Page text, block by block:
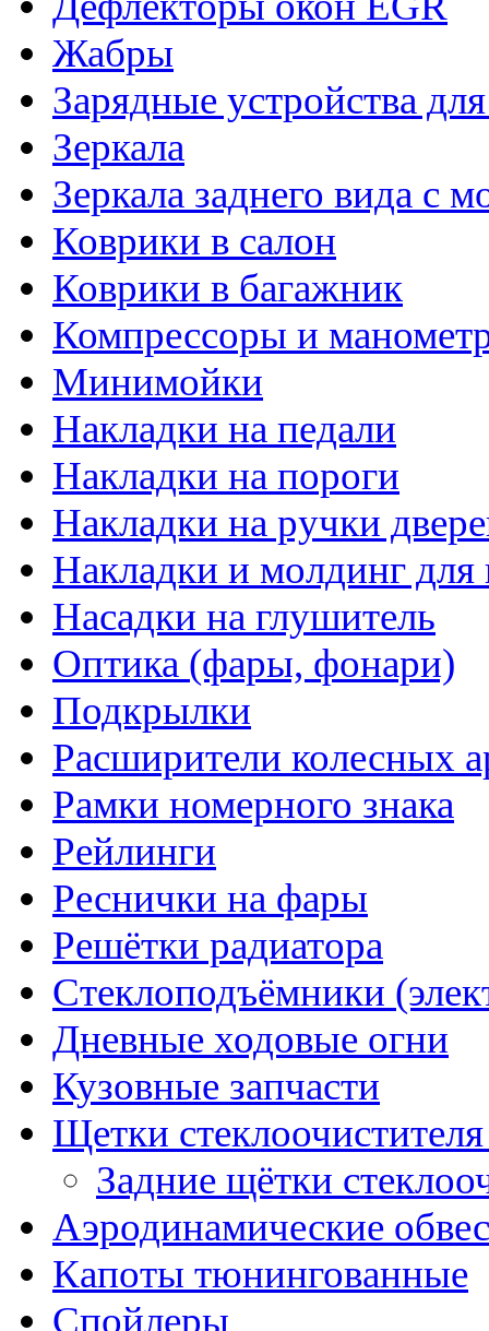
Жабры
Зарядные устройства
Зеркала
Зеркала заднего вида с
Коврики в салон
Коврики в багажник
Компрессоры и
Минимойки
Накладки на педали
Накладки на пороги
Накладки на ручки
Накладки и молдинг для
Насадки на глушитель
Оптика (фары, фонари)
Подкрылки
Расширители колесных
Рамки номерного знака
Рейлинги
Реснички на фары
Решётки радиатора
Стеклоподъёмники
Дневные ходовые огни
Кузовные запчасти
Щетки
Задние щётки
Аэродинамические
Капоты тюнингованные
Спойлеры